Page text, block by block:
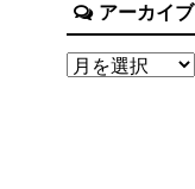
アーカイブ